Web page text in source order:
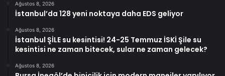
Ağustos 8, 2026
İstanbul’da 128 yeni noktaya daha EDS geliyor
Ağustos 8, 2026
İstanbul ŞİLE su kesintisi! 24-25 Temmuz İSKİ Şile su
kesintisi ne zaman bitecek, sular ne zaman gelecek?
Ağustos 8, 2026